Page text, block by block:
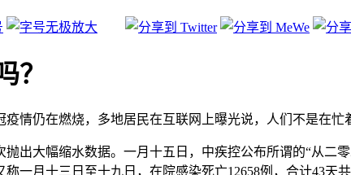
？
疫情仍在燃烧，多地居民在互联网上曝光说，人们不是在忙
出大幅缩水数据。一月十五日，中疾控公布所谓的“从二
一月十三日至十九日，在院感染死亡12658例，合计43天